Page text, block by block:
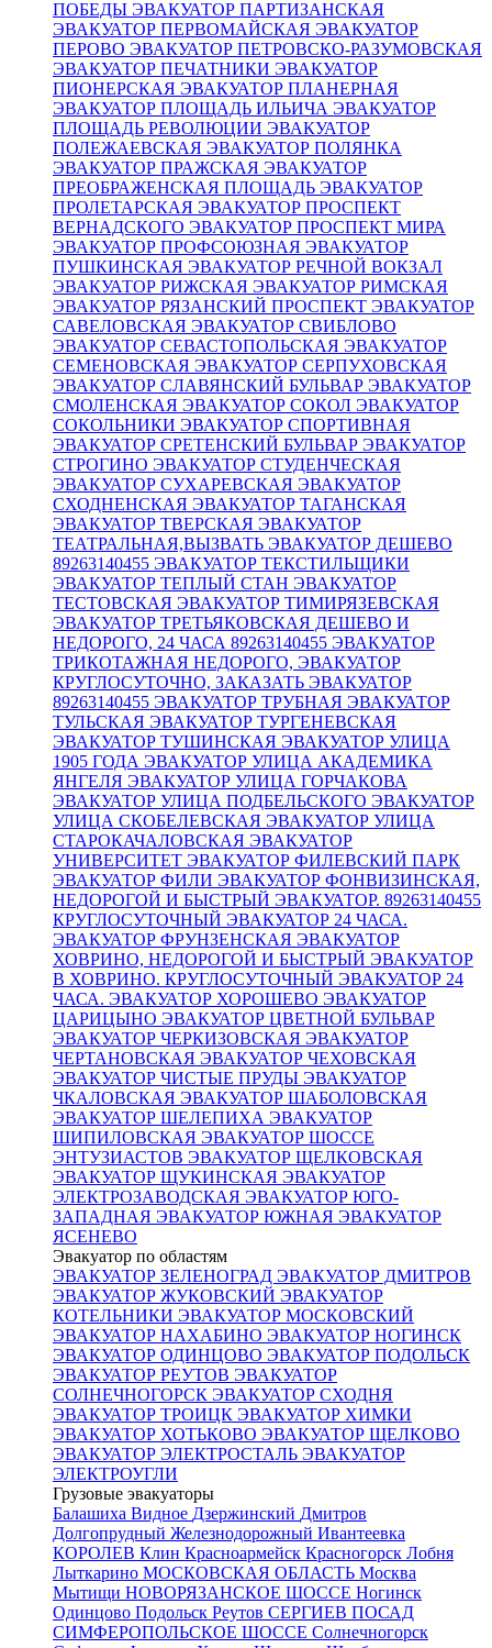
ПОБЕДЫ ЭВАКУАТОР ПАРТИЗАНСКАЯ
ЭВАКУАТОР ПЕРВОМАЙСКАЯ ЭВАКУАТОР
ПЕРОВО ЭВАКУАТОР ПЕТРОВСКО-РАЗУМОВСКАЯ
ЭВАКУАТОР ПЕЧАТНИКИ ЭВАКУАТОР
ПИОНЕРСКАЯ ЭВАКУАТОР ПЛАНЕРНАЯ
ЭВАКУАТОР ПЛОЩАДЬ ИЛЬИЧА ЭВАКУАТОР
ПЛОЩАДЬ РЕВОЛЮЦИИ ЭВАКУАТОР
ПОЛЕЖАЕВСКАЯ ЭВАКУАТОР ПОЛЯНКА
ЭВАКУАТОР ПРАЖСКАЯ ЭВАКУАТОР
ПРЕОБРАЖЕНСКАЯ ПЛОЩАДЬ ЭВАКУАТОР
ПРОЛЕТАРСКАЯ ЭВАКУАТОР ПРОСПЕКТ
ВЕРНАДСКОГО ЭВАКУАТОР ПРОСПЕКТ МИРА
ЭВАКУАТОР ПРОФСОЮЗНАЯ ЭВАКУАТОР
ПУШКИНСКАЯ ЭВАКУАТОР РЕЧНОЙ ВОКЗАЛ
ЭВАКУАТОР РИЖСКАЯ ЭВАКУАТОР РИМСКАЯ
ЭВАКУАТОР РЯЗАНСКИЙ ПРОСПЕКТ ЭВАКУАТОР
САВЕЛОВСКАЯ ЭВАКУАТОР СВИБЛОВО
ЭВАКУАТОР СЕВАСТОПОЛЬСКАЯ ЭВАКУАТОР
СЕМЕНОВСКАЯ ЭВАКУАТОР СЕРПУХОВСКАЯ
ЭВАКУАТОР СЛАВЯНСКИЙ БУЛЬВАР ЭВАКУАТОР
СМОЛЕНСКАЯ ЭВАКУАТОР СОКОЛ ЭВАКУАТОР
СОКОЛЬНИКИ ЭВАКУАТОР СПОРТИВНАЯ
ЭВАКУАТОР СРЕТЕНСКИЙ БУЛЬВАР ЭВАКУАТОР
СТРОГИНО ЭВАКУАТОР СТУДЕНЧЕСКАЯ
ЭВАКУАТОР СУХАРЕВСКАЯ ЭВАКУАТОР
СХОДНЕНСКАЯ ЭВАКУАТОР ТАГАНСКАЯ
ЭВАКУАТОР ТВЕРСКАЯ ЭВАКУАТОР
ТЕАТРАЛЬНАЯ,ВЫЗВАТЬ ЭВАКУАТОР ДЕШЕВО
89263140455 ЭВАКУАТОР ТЕКСТИЛЬЩИКИ
ЭВАКУАТОР ТЕПЛЫЙ СТАН ЭВАКУАТОР
ТЕСТОВСКАЯ ЭВАКУАТОР ТИМИРЯЗЕВСКАЯ
ЭВАКУАТОР ТРЕТЬЯКОВСКАЯ ДЕШЕВО И
НЕДОРОГО, 24 ЧАСА 89263140455 ЭВАКУАТОР
ТРИКОТАЖНАЯ НЕДОРОГО, ЭВАКУАТОР
КРУГЛОСУТОЧНО, ЗАКАЗАТЬ ЭВАКУАТОР
89263140455 ЭВАКУАТОР ТРУБНАЯ ЭВАКУАТОР
ТУЛЬСКАЯ ЭВАКУАТОР ТУРГЕНЕВСКАЯ
ЭВАКУАТОР ТУШИНСКАЯ ЭВАКУАТОР УЛИЦА
1905 ГОДА ЭВАКУАТОР УЛИЦА АКАДЕМИКА
ЯНГЕЛЯ ЭВАКУАТОР УЛИЦА ГОРЧАКОВА
ЭВАКУАТОР УЛИЦА ПОДБЕЛЬСКОГО ЭВАКУАТОР
УЛИЦА СКОБЕЛЕВСКАЯ ЭВАКУАТОР УЛИЦА
СТАРОКАЧАЛОВСКАЯ ЭВАКУАТОР
УНИВЕРСИТЕТ ЭВАКУАТОР ФИЛЕВСКИЙ ПАРК
ЭВАКУАТОР ФИЛИ ЭВАКУАТОР ФОНВИЗИНСКАЯ,
НЕДОРОГОЙ И БЫСТРЫЙ ЭВАКУАТОР. 89263140455
КРУГЛОСУТОЧНЫЙ ЭВАКУАТОР 24 ЧАСА.
ЭВАКУАТОР ФРУНЗЕНСКАЯ ЭВАКУАТОР
ХОВРИНО, НЕДОРОГОЙ И БЫСТРЫЙ ЭВАКУАТОР
В ХОВРИНО. КРУГЛОСУТОЧНЫЙ ЭВАКУАТОР 24
ЧАСА. ЭВАКУАТОР ХОРОШЕВО ЭВАКУАТОР
ЦАРИЦЫНО ЭВАКУАТОР ЦВЕТНОЙ БУЛЬВАР
ЭВАКУАТОР ЧЕРКИЗОВСКАЯ ЭВАКУАТОР
ЧЕРТАНОВСКАЯ ЭВАКУАТОР ЧЕХОВСКАЯ
ЭВАКУАТОР ЧИСТЫЕ ПРУДЫ ЭВАКУАТОР
ЧКАЛОВСКАЯ ЭВАКУАТОР ШАБОЛОВСКАЯ
ЭВАКУАТОР ШЕЛЕПИХА ЭВАКУАТОР
ШИПИЛОВСКАЯ ЭВАКУАТОР ШОССЕ
ЭНТУЗИАСТОВ ЭВАКУАТОР ЩЕЛКОВСКАЯ
ЭВАКУАТОР ЩУКИНСКАЯ ЭВАКУАТОР
ЭЛЕКТРОЗАВОДСКАЯ ЭВАКУАТОР ЮГО-
ЗАПАДНАЯ ЭВАКУАТОР ЮЖНАЯ ЭВАКУАТОР
ЯСЕНЕВО
Эвакуатор по областям
ЭВАКУАТОР ЗЕЛЕНОГРАД ЭВАКУАТОР ДМИТРОВ
ЭВАКУАТОР ЖУКОВСКИЙ ЭВАКУАТОР
КОТЕЛЬНИКИ ЭВАКУАТОР МОСКОВСКИЙ
ЭВАКУАТОР НАХАБИНО ЭВАКУАТОР НОГИНСК
ЭВАКУАТОР ОДИНЦОВО ЭВАКУАТОР ПОДОЛЬСК
ЭВАКУАТОР РЕУТОВ ЭВАКУАТОР
СОЛНЕЧНОГОРСК ЭВАКУАТОР СХОДНЯ
ЭВАКУАТОР ТРОИЦК ЭВАКУАТОР ХИМКИ
ЭВАКУАТОР ХОТЬКОВО ЭВАКУАТОР ЩЕЛКОВО
ЭВАКУАТОР ЭЛЕКТРОСТАЛЬ ЭВАКУАТОР
ЭЛЕКТРОУГЛИ
Грузовые эвакуаторы
Балашиха Видное Дзержинский Дмитров
Долгопрудный Железнодорожный Ивантеевка
КОРОЛЕВ Клин Красноармейск Красногорск Лобня
Лыткарино МОСКОВСКАЯ ОБЛАСТЬ Москва
Мытищи НОВОРЯЗАНСКОЕ ШОССЕ Ногинск
Одинцово Подольск Реутов СЕРГИЕВ ПОСАД
СИМФЕРОПОЛЬСКОЕ ШОССЕ Солнечногорск